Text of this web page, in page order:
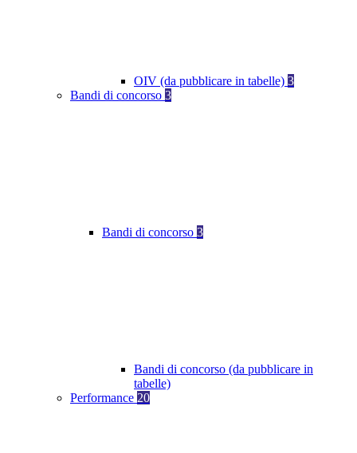
OIV (da pubblicare in tabelle) 3
Bandi di concorso 3
Bandi di concorso 3
Bandi di concorso (da pubblicare in
tabelle)
Performance 20